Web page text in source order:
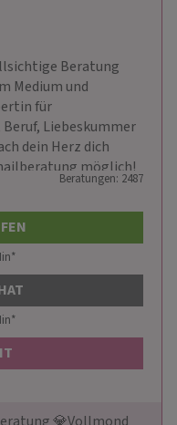
Beratung
Medium und
für
Liebeskummer
dein Herz dich
möglich!
Beratungen: 2487
*
*